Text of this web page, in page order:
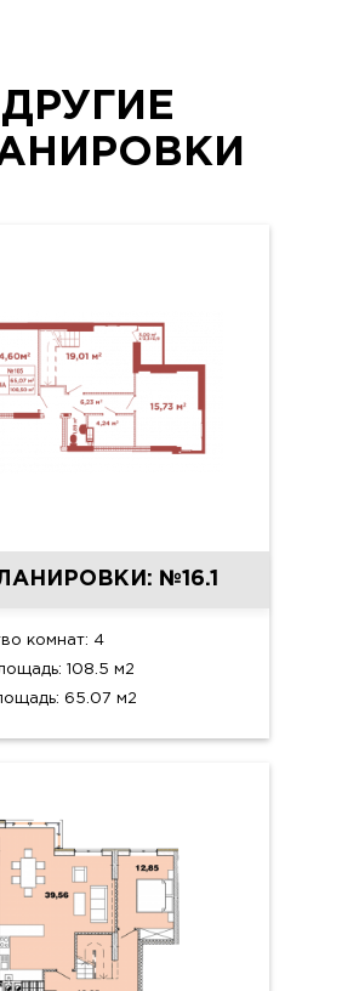
ДРУГИЕ
№16.1
комнат: 4
108.5 м2
65.07 м2